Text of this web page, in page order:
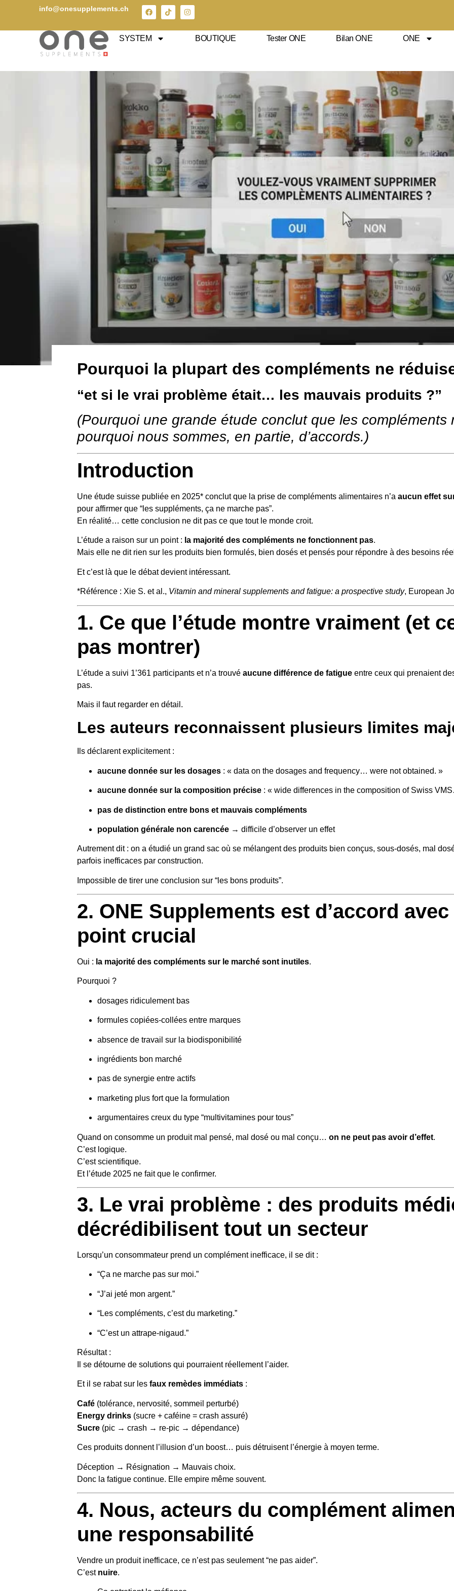
info@onesupplements.ch
SYSTEM BOUTIQUE Tester ONE Bilan ONE ONE
Pourquoi la plupart des compléments ne
“et si le vrai problème était… les mauvais produits ?”
(Pourquoi une grande étude conclut que les compléments
pourquoi nous sommes, en partie, d’accords.)
Introduction
Une étude suisse publiée en 2025* conclut que la prise de compléments alimentaires n’a aucun effet
pour affirmer que “les suppléments, ça ne marche pas”.
En réalité… cette conclusion ne dit pas ce que tout le monde croit.
L’étude a raison sur un point : la majorité des compléments ne fonctionnent pas.
Mais elle ne dit rien sur les produits bien formulés, bien dosés et pensés pour répondre à des besoins
Et c’est là que le débat devient intéressant.
*Référence : Xie S. et al., Vitamin and mineral supplements and fatigue: a prospective study, European
1. Ce que l’étude montre vraiment (et
pas montrer)
L’étude a suivi 1’361 participants et n’a trouvé aucune différence de fatigue entre ceux qui prenaient
pas.
Mais il faut regarder en détail.
Les auteurs reconnaissent plusieurs limites
Ils déclarent explicitement :
aucune donnée sur les dosages : « data on the dosages and frequency… were not obtained. »
aucune donnée sur la composition précise : « wide differences in the composition of Swiss
pas de distinction entre bons et mauvais compléments
population générale non carencée → difficile d’observer un effet
Autrement dit : on a étudié un grand sac où se mélangent des produits bien conçus, sous-dosés, mal
parfois inefficaces par construction.
Impossible de tirer une conclusion sur “les bons produits”.
2. ONE Supplements est d’accord
point crucial
Oui : la majorité des compléments sur le marché sont inutiles.
Pourquoi ?
dosages ridiculement bas
formules copiées-collées entre marques
absence de travail sur la biodisponibilité
ingrédients bon marché
pas de synergie entre actifs
marketing plus fort que la formulation
argumentaires creux du type “multivitamines pour tous”
Quand on consomme un produit mal pensé, mal dosé ou mal conçu… on ne peut pas avoir d’effet.
C’est logique.
C’est scientifique.
Et l’étude 2025 ne fait que le confirmer.
3. Le vrai problème : des produits
décrédibilisent tout un secteur
Lorsqu’un consommateur prend un complément inefficace, il se dit :
“Ça ne marche pas sur moi.”
“J’ai jeté mon argent.”
“Les compléments, c’est du marketing.”
“C’est un attrape-nigaud.”
Résultat :
Il se détourne de solutions qui pourraient réellement l’aider.
Et il se rabat sur les faux remèdes immédiats :
Café (tolérance, nervosité, sommeil perturbé)
Energy drinks (sucre + caféine = crash assuré)
Sucre (pic → crash → re-pic → dépendance)
Ces produits donnent l’illusion d’un boost… puis détruisent l’énergie à moyen terme.
Déception → Résignation → Mauvais choix.
Donc la fatigue continue. Elle empire même souvent.
4. Nous, acteurs du complément
une responsabilité
Vendre un produit inefficace, ce n’est pas seulement “ne pas aider”.
C’est nuire.